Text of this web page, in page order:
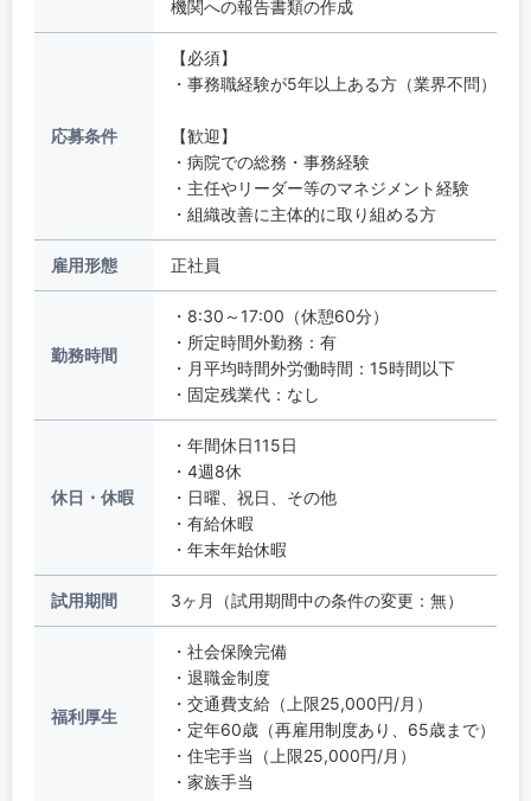
機関への報告書類の作成
応募条件
【必須】
・事務職経験が5年以上ある方（業界不問）
【歓迎】
・病院での総務・事務経験
・主任やリーダー等のマネジメント経験
・組織改善に主体的に取り組める方
雇用形態 正社員
勤務時間
・8:30～17:00（休憩60分）
・所定時間外勤務：有
・月平均時間外労働時間：15時間以下
・固定残業代：なし
休日・休暇
・年間休日115日
・4週8休
・日曜、祝日、その他
・有給休暇
・年末年始休暇
試用期間 3ヶ月（試用期間中の条件の変更：無）
福利厚生
・社会保険完備
・退職金制度
・交通費支給（上限25,000円/月）
・定年60歳（再雇用制度あり、65歳まで）
・住宅手当（上限25,000円/月）
・家族手当